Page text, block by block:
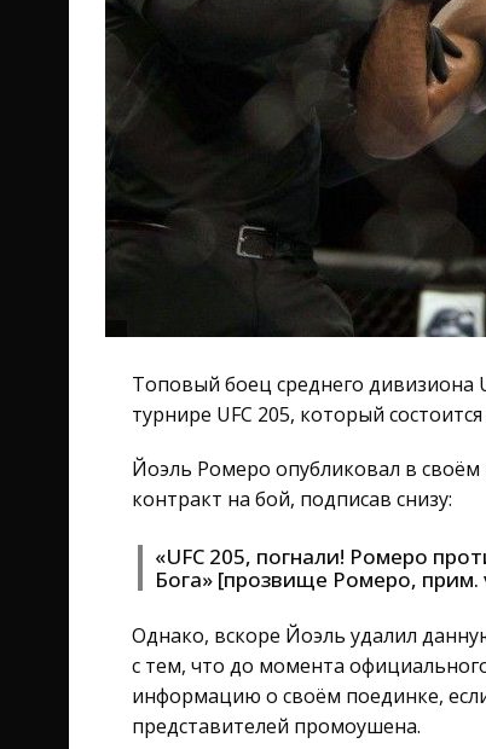
Топовый боец среднего дивизиона
турнире UFC 205, который
Йоэль Ромеро опубликовал в
контракт на бой, подписав снизу:
«UFC 205, погнали! Ромеро
Бога» [прозвище Ромеро, прим.
Однако, вскоре Йоэль удалил
с тем, что до момента
информацию о своём поединке,
представителей промоушена.